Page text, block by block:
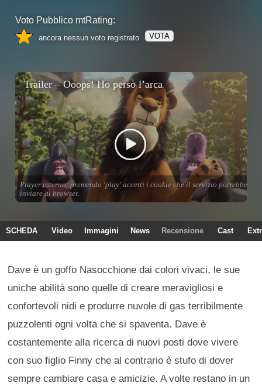
Voto Pubblico mtRating:
ancora nessun voto registrato VOTA
SCHEDA Video Immagini News Recensione Cast
Dave è un goffo Nasocchione dai colori vivaci, le sue
uniche abilità sono quelle di creare meravigliosi e
confortevoli nidi e produrre nuvole di gas terribilmente
puzzolenti ogni volta che si spaventa. Dave è
costantemente alla ricerca di nuovi posti dove vivere
con suo figlio Finny che al contrario è stufo di dover
sempre cambiare casa e amicizie. A volte restano in un